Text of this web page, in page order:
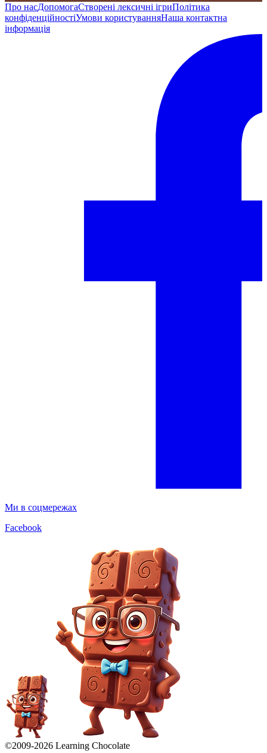
Про насДопомогаСтворені лексичні ігриПолітика
конфіденційностіУмови користуванняНаша контактна
інформація
Ми в соцмережах
Facebook
©2009-2026 Learning Chocolate